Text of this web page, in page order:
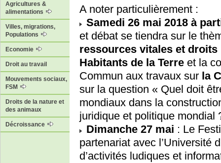
Agricultures &
alimentations
Villes, migrations,
Populations
Economie
Droit au travail
Mouvements sociaux,
FSM
Droits de la nature et
des animaux
Décroissance
A noter particulièrement :
Samedi 26 mai 2018 à
et débat se tiendra sur le
ressources vitales et
Habitants de la Terre et la
Commun aux travaux sur la
sur la question « Quel doit
mondiaux dans la
juridique et politique mondial
Dimanche 27 mai : Le
partenariat avec l’Université
d’activités ludiques et